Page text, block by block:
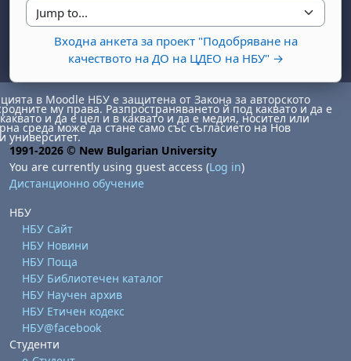
Jump to...
Входна анкета за проект "Подобряване на
качеството на ДО на ЦДЕО на НБУ" →
1 August
2 August
8 August
9 August
15 August
16 August
22 August
23 August
29 August
30 August
в Moodle НБУ е защитена от Закона за авторското
му права. Разпространяването й под каквато и да е
и да е цел и в каквато и да е медия, носител или
среда може да стане само със съгласието на Нов
университет.
1991-2026 © New Bulgarian University
You are currently using guest access (Log in)
Дистанционно обучение
НБУ
НБУ Сайт
НБУ Новини
НБУ Поща
НБУ Библиотечен каталог
НБУ Научен архив
НБУ Етичен кодекс
НБУ@facebook
Студенти